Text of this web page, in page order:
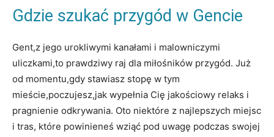
Gdzie szukać przygód‌ w​ Gencie
Gent,z jego⁤ urokliwymi kanałami ‌i malowniczymi
uliczkami,to prawdziwy raj ​dla miłośników przygód. Już⁢
od ​momentu,gdy stawiasz ‍stopę w tym
mieście,poczujesz,jak⁤ wypełnia Cię jakościowy relaks i
pragnienie odkrywania. Oto niektóre z najlepszych miejsc
i tras, które⁣ powinieneś wziąć pod uwagę podczas swojej